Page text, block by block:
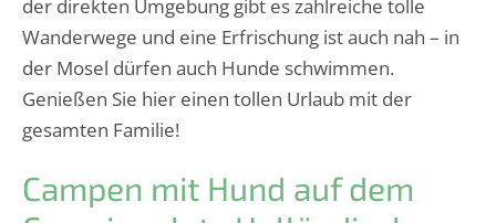
der direkten Umgebung gibt es zahlreiche tolle
Wanderwege und eine Erfrischung ist auch nah – in
der Mosel dürfen auch Hunde schwimmen.
Genießen Sie hier einen tollen Urlaub mit der
gesamten Familie!
Campen mit Hund auf dem